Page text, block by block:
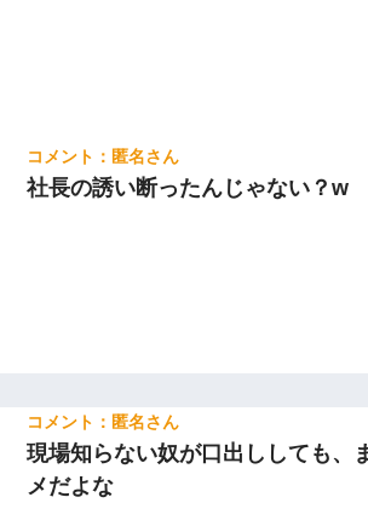
匿名
社長の誘い断ったんじゃない？w
匿名
現場知らない奴が口出ししても、
メだよな